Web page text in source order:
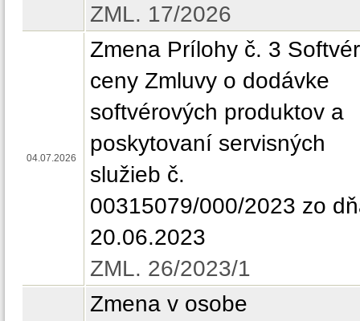
ZML. 17/2026
04.07.2026
Zmena Prílohy č. 3
ceny Zmluvy o dodávke
softvérových produktov a
poskytovaní servisných
služieb č.
00315079/000/2023 zo
20.06.2023
ZML. 26/2023/1
Zmena v osobe